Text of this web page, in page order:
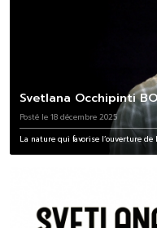
Svetlana Occhipinti
Posté le 18 décembre 2025
La nature qui favorise l’ouverture de